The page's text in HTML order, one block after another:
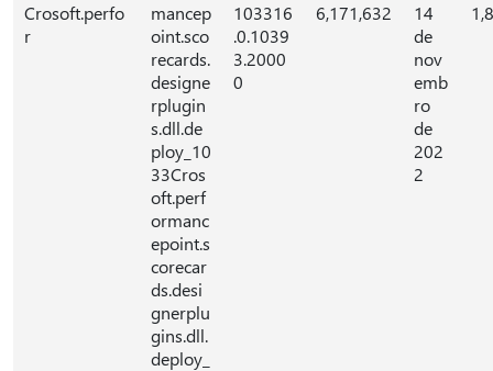
Crosoft.perfo
r
mancep
oint.sco
recards.
designe
rplugin
s.dll.de
ploy_10
33Cros
oft.perf
ormanc
epoint.s
corecar
ds.desi
gnerplu
gins.dll.
deploy_
103316
.0.1039
3.2000
0
6,171,632
14
de
nov
emb
ro
de
202
2